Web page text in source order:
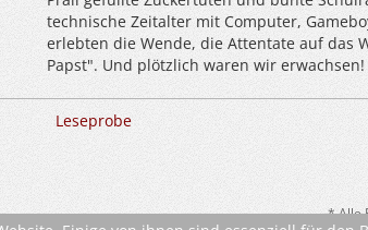
technische Zeitalter mit Computer,
erlebten die Wende, die Attentate auf das
Papst". Und plötzlich waren wir erwachsen!
Leseprobe
* Alle